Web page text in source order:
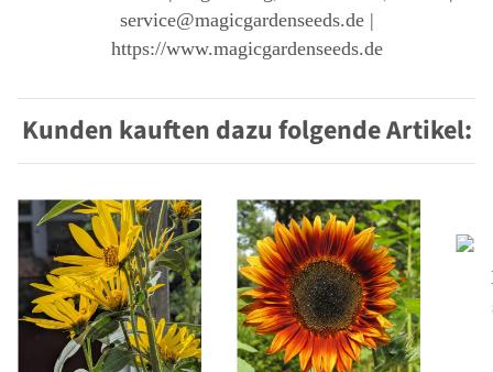
service@magicgardenseeds.de |
https://www.magicgardenseeds.de
Kunden kauften dazu folgende Artikel: